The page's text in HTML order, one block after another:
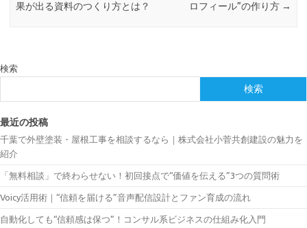
果が出る資料のつくり方とは？
ロフィール”の作り方 →
検索
検索
最近の投稿
千葉で外壁塗装・屋根工事を相談するなら｜株式会社小菅共創建設の魅力を
紹介
「無料相談」で終わらせない！初回接点で“価値を伝える”3つの質問術
Voicy活用術｜“信頼を届ける”音声配信設計とファン育成の流れ
自動化しても“信頼感は保つ”！コンサル系ビジネスの仕組み化入門